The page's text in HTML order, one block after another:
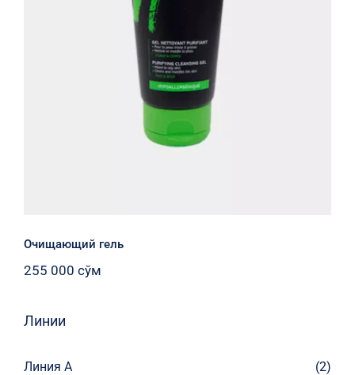
Очищающий гель
Очищающий гель
255 000 сўм
Линии
Линия А (2)